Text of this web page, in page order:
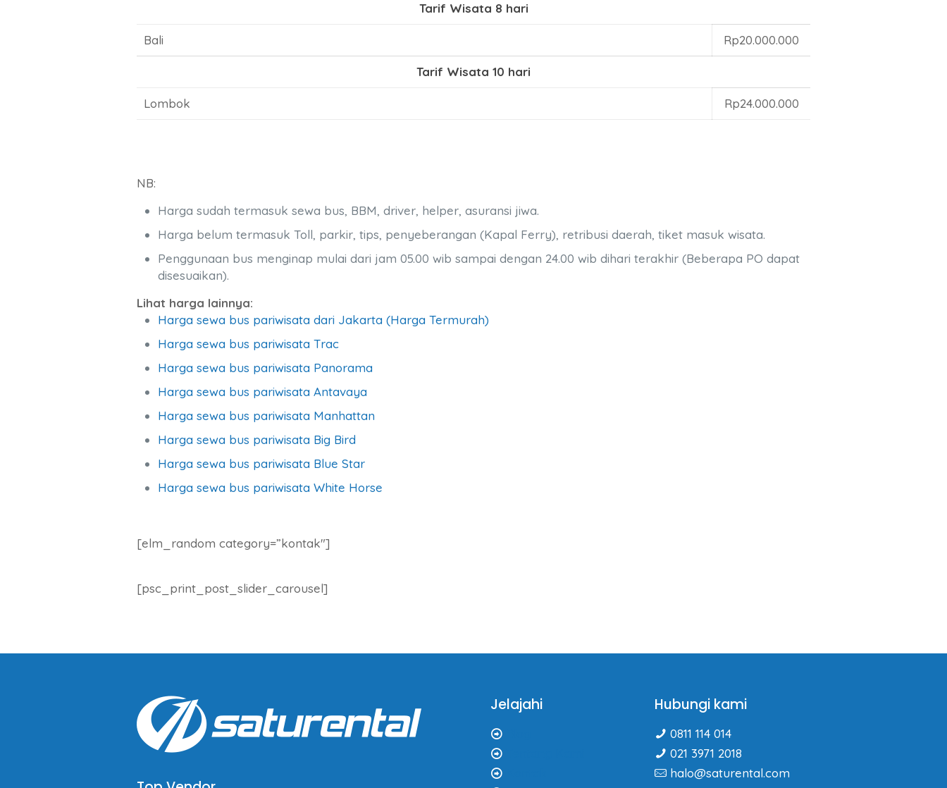
Tarif Wisata 8 hari
Bali Rp20.000.000
Tarif Wisata 10 hari
Lombok Rp24.000.000
NB:
Harga sudah termasuk sewa bus, BBM, driver, helper, asuransi jiwa.
Harga belum termasuk Toll, parkir, tips, penyeberangan (Kapal Ferry), retribusi daerah, tiket masuk wisata.
Penggunaan bus menginap mulai dari jam 05.00 wib sampai dengan 24.00 wib dihari terakhir (Beberapa PO dapat
disesuaikan).
Lihat harga lainnya:
Harga sewa bus pariwisata dari Jakarta (Harga Termurah)
Harga sewa bus pariwisata Trac
Harga sewa bus pariwisata Panorama
Harga sewa bus pariwisata Antavaya
Harga sewa bus pariwisata Manhattan
Harga sewa bus pariwisata Big Bird
Harga sewa bus pariwisata Blue Star
Harga sewa bus pariwisata White Horse
[elm_random category=”kontak″]
[psc_print_post_slider_carousel]
Jelajahi Hubungi kami
0811 114 014
021 3971 2018
halo@saturental.com